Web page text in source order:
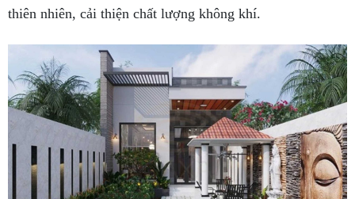
thiên nhiên, cải thiện chất lượng không khí.